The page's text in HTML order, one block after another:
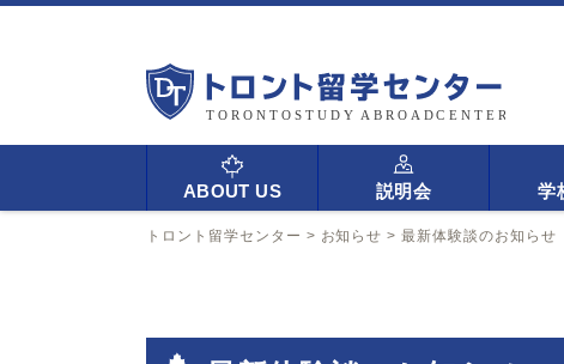
ABOUT US 説明会 学
トロント留学センター > お知らせ >最新体験談のお知らせ